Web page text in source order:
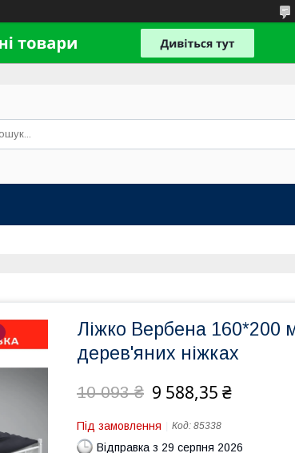
Ліжко Вербена 160*200
дерев'яних ніжках
10 093 ₴ 9 588,35 ₴
Під замовлення Код: 85338
Відправка з 29 серпня 2026